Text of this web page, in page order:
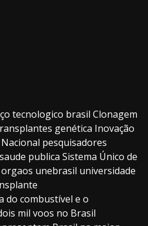
tecnologico brasil Clonagem
genética Inovação
pesquisadores
saude publica Sistema Único de
unebrasil universidade
do combustível e o
mil voos no Brasil